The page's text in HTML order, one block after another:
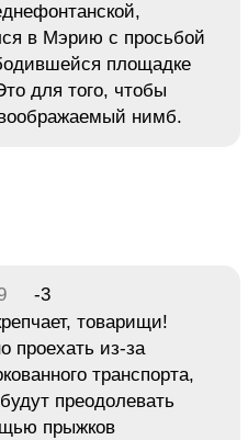
в Мэрию с просьбой
площадке
для того, чтобы
нимб.
-3
товарищи!
проехать из-за
транспорта,
преодолевать
прыжков